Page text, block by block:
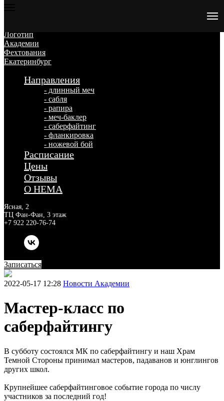
Направления
- длинный меч
- сабля
- рапира
- меч-баклер
- саберфайтинг
- фланкировка
- ножевой бой
Расписание
Цены
Отзывы
О HEMA
Ясная, 2
ТЦ Фан-Фан, 3 этаж
+7 922 220-76-74
Записаться
2022-05-17 12:28 Новости Академии
Мастер-класс по
саберфайтингу
В субботу состоялся МК по саберфайтингу и наш Храм
Темной Стороны принимал мастеров, падаванов и юнглингов
других школ.
Крупнейшее саберфайтинговое событие города по числу
участников за последний год!